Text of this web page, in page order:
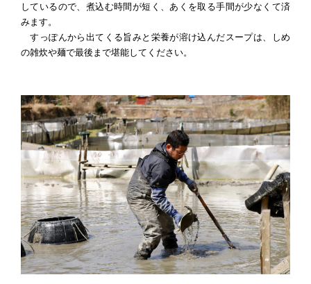
しているので、煮込む時間が短く、あくを取る手間が少なくて済
みます。
すっぽんから出てくる旨みと栄養が溶け込んだスープは、しめ
の雑炊や麺で最後まで堪能してください。